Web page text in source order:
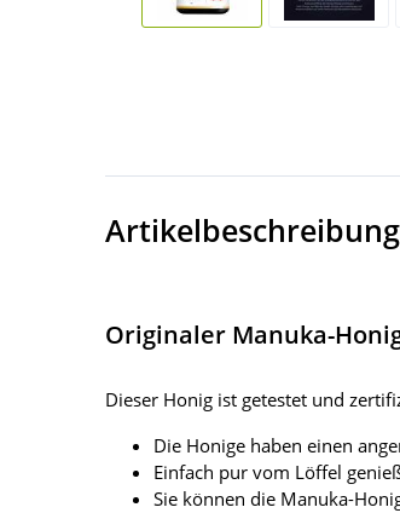
Artikelbeschreibung
Originaler Manuka-
Dieser Honig ist getestet und
Die Honige haben einen
Einfach pur vom Löffel
Sie können die Manuka-